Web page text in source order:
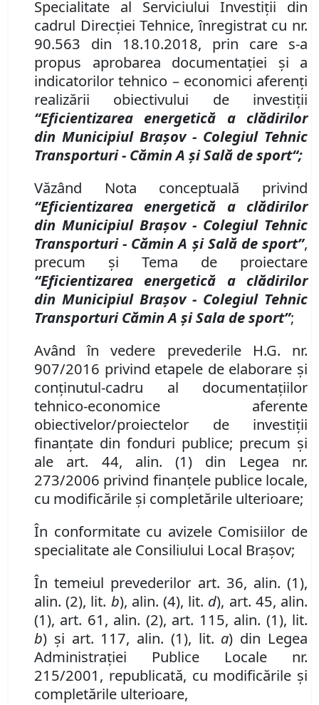
Specialitate al Serviciului Investiţii din
cadrul Direcţiei Tehnice, înregistrat cu nr.
90.563 din 18.10.2018, prin care s-a
propus aprobarea documentaţiei şi a
indicatorilor tehnico – economici aferenţi
realizării obiectivului de investiţii
“Eficientizarea energetică a clădirilor
din Municipiul Braşov - Colegiul Tehnic
Transporturi - Cămin A şi Sală de sport“;
Văzând Nota conceptuală privind
“Eficientizarea energetică a clădirilor
din Municipiul Braşov - Colegiul Tehnic
Transporturi- Cămin A şi Sală de sport”,
precum şi Tema de proiectare
“Eficientizarea energetică a clădirilor
din Municipiul Braşov - Colegiul Tehnic
Transporturi Cămin A şi Sala de sport”;
Având în vedere prevederile H.G. nr.
907/2016 privind etapele de elaborare și
conținutul-cadru al documentațiilor
tehnico-economice aferente
obiectivelor/proiectelor de investiții
finanțate din fonduri publice; precum şi
ale art. 44, alin.(1) din Legea nr.
273/2006 privind finanţele publice locale,
cu modificările şi completările ulterioare;
În conformitate cu avizele Comisiilor de
specialitate ale Consiliului Local Brașov;
În temeiul prevederilor art. 36, alin. (1),
alin. (2), lit. b), alin. (4), lit. d), art. 45, alin.
(1), art. 61, alin. (2), art. 115, alin. (1), lit.
b) şi art. 117, alin. (1), lit. a) din Legea
Administraţiei Publice Locale nr.
215/2001, republicată, cu modificările și
completările ulterioare,